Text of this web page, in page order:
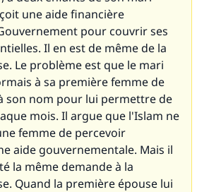
une aide financière
pour couvrir ses
Il en est de même de la
Le problème est que le mari
à sa première femme de
son nom pour lui permettre de
mois. Il argue que l'Islam ne
femme de percevoir
aide gouvernementale. Mais il
la même demande à la
Quand la première épouse lui